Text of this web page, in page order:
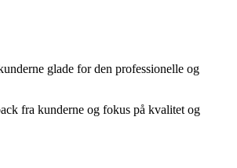
glade for den professionelle og
fra kunderne og fokus på kvalitet og